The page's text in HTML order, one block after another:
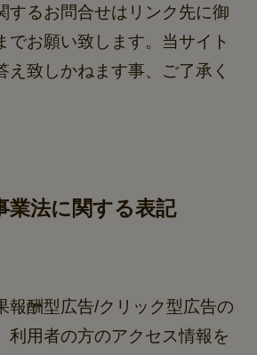
するお問合せはリンク先に御
でお願い致します。当サイト
え致しかねます事、ご了承く
業法に関する表記
報酬型広告/クリック型広告の
利用者の方のアクセス情報を